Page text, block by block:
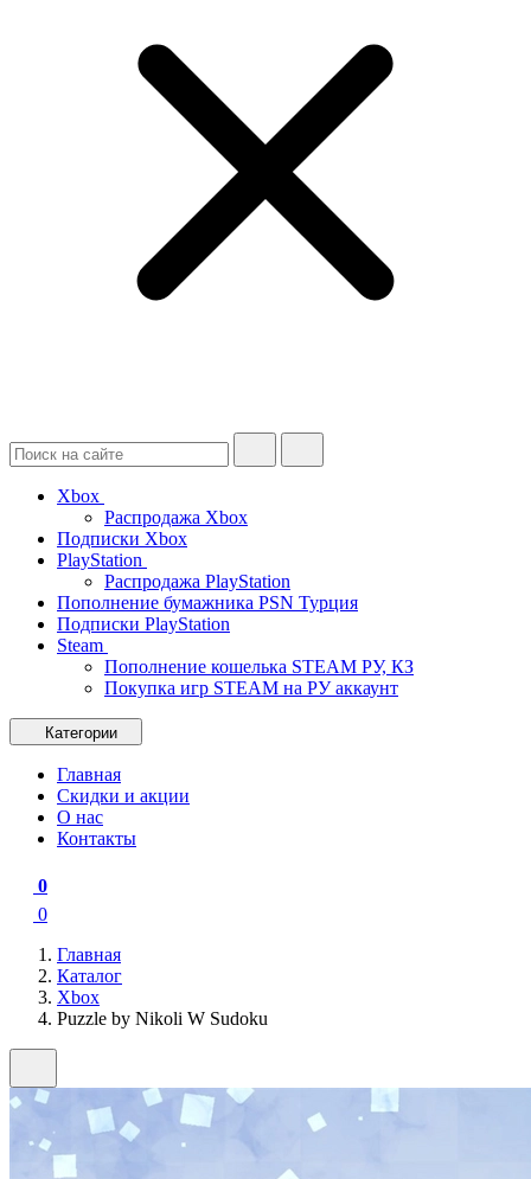
Xbox
Распродажа Xbox
Подписки Xbox
PlayStation
Распродажа PlayStation
Пополнение бумажника PSN Турция
Подписки PlayStation
Steam
Пополнение кошелька STEAM РУ, КЗ
Покупка игр STEAM на РУ аккаунт
Категории
Главная
Скидки и акции
О нас
Контакты
0
0
Главная
Каталог
Xbox
Puzzle by Nikoli W Sudoku